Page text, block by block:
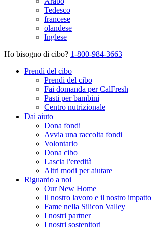
Tedesco
francese
olandese
Inglese
Ho bisogno di cibo? 1-800-984-3663
Prendi del cibo
Prendi del cibo
Fai domanda per CalFresh
Pasti per bambini
Centro nutrizionale
Dai aiuto
Dona fondi
Avvia una raccolta fondi
Volontario
Dona cibo
Lascia l'eredità
Altri modi per aiutare
Riguardo a noi
Our New Home
Il nostro lavoro e il nostro impatto
Fame nella Silicon Valley
I nostri partner
I nostri sostenitori